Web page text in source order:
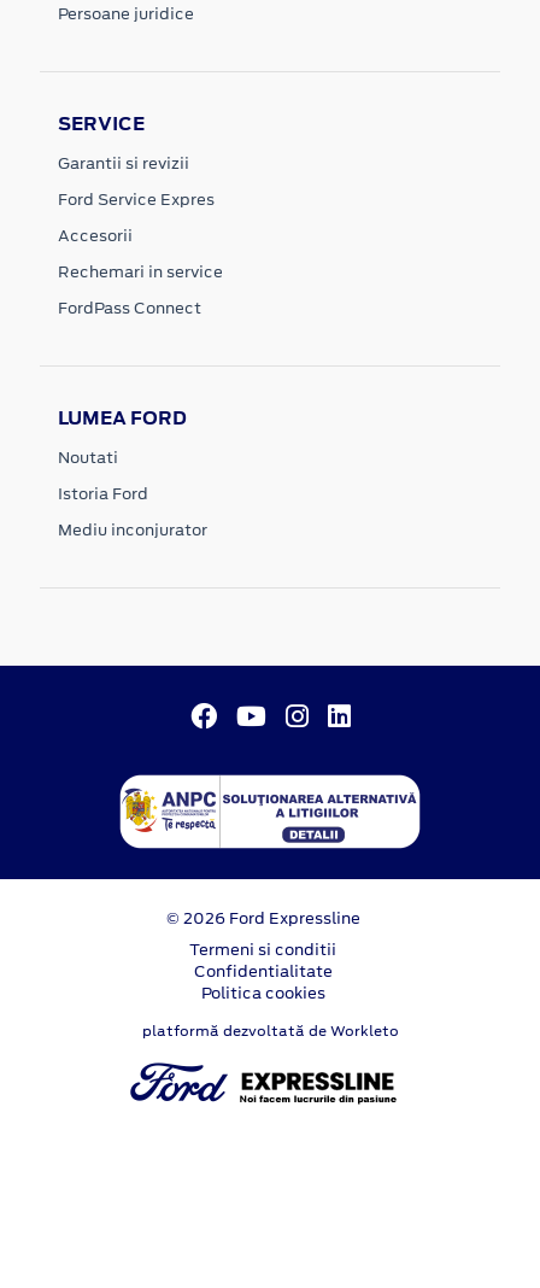
Persoane juridice
SERVICE
Garantii si revizii
Ford Service Expres
Accesorii
Rechemari in service
FordPass Connect
LUMEA FORD
Noutati
Istoria Ford
Mediu inconjurator
© 2026 Ford Expressline
Termeni si conditii
Confidentialitate
Politica cookies
platformă dezvoltată de Workleto